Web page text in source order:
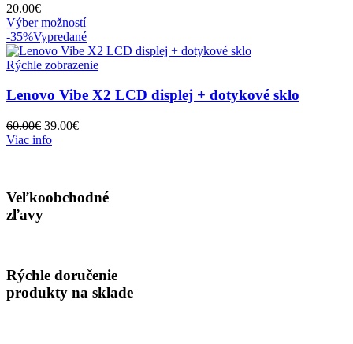
20.00€
Výber možnostíTento
produkt
má
viacero
Možnosti
-35%Vypredané
Rýchle zobrazenie
Lenovo Vibe X2 LCD displej + dotykové sklo
60.00€ Pôvodná
cena
39.00€Aktuálna
Viac info
Veľkoobchodné
zľavy
Rýchle doručenie
produkty na sklade